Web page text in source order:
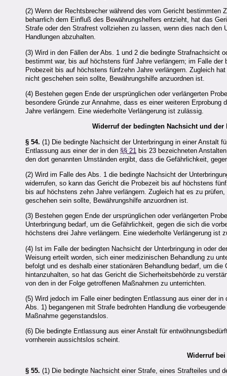
(2) Wenn der Rechtsbrecher während des vom Gericht
beharrlich dem Einfluß des Bewährungshelfers entzieht, hat das
Strafe oder den Strafrest vollziehen zu lassen, wenn dies nach den
Handlungen abzuhalten.
(3) Wird in den Fällen der Abs. 1 und 2 die bedingte Strafnachsicht
bestimmt war, bis auf höchstens fünf Jahre verlängern; im Falle
Probezeit bis auf höchstens fünfzehn Jahre verlängern. Zugleich
nicht geschehen sein sollte, Bewährungshilfe anzuordnen ist.
(4) Bestehen gegen Ende der ursprünglichen oder verlängerten
besondere Gründe zur Annahme, dass es einer weiteren
Jahre verlängern. Eine wiederholte Verlängerung ist zulässig.
Widerruf der bedingten Nachsicht und
§ 54. (1) Die bedingte Nachsicht der Unterbringung in einer Anstalt
Entlassung aus einer der in den §§ 21 bis 23 bezeichneten
den dort genannten Umständen ergibt, dass die Gefährlichkeit,
(2) Wird im Falle des Abs. 1 die bedingte Nachsicht der
widerrufen, so kann das Gericht die Probezeit bis auf höchstens
bis auf höchstens zehn Jahre verlängern. Zugleich hat es zu
geschehen sein sollte, Bewährungshilfe anzuordnen ist.
(3) Bestehen gegen Ende der ursprünglichen oder verlängerten
Unterbringung bedarf, um die Gefährlichkeit, gegen die sich die
höchstens drei Jahre verlängern. Eine wiederholte Verlängerung ist
(4) Ist im Falle der bedingten Nachsicht der Unterbringung in oder
Weisung erteilt worden, sich einer medizinischen Behandlung zu
befolgt und es deshalb einer stationären Behandlung bedarf, um
hintanzuhalten, so hat das Gericht die Sicherheitsbehörde zu
von den in der Folge getroffenen Maßnahmen zu unterrichten.
(5) Wird jedoch im Falle einer bedingten Entlassung aus einer der in
Abs. 1) begangenen mit Strafe bedrohten Handlung die
Maßnahme gegenstandslos.
(6) Die bedingte Entlassung aus einer Anstalt für
vornherein aussichtslos scheint.
Widerruf
§ 55. (1) Die bedingte Nachsicht einer Strafe, eines Strafteiles und